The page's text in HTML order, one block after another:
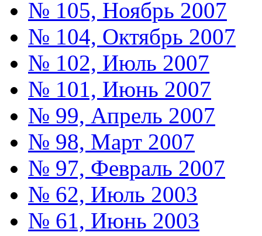
№ 105, Ноябрь 2007
№ 104, Октябрь 2007
№ 102, Июль 2007
№ 101, Июнь 2007
№ 99, Апрель 2007
№ 98, Март 2007
№ 97, Февраль 2007
№ 62, Июль 2003
№ 61, Июнь 2003